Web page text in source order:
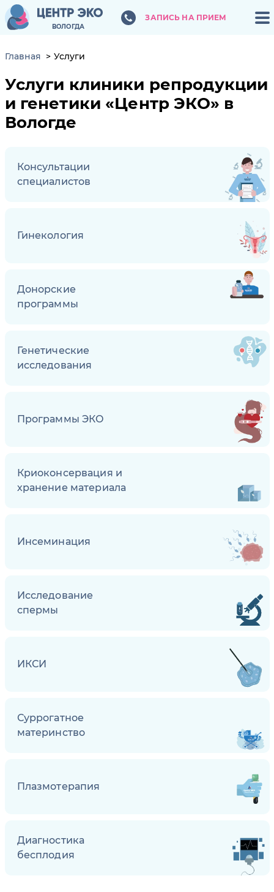
ВОЛОГДА
ЗАПИСЬ НА ПРИЕМ
ВОЛОГДА
ЗАПИСЬ НА ПРИЕМ
Главная Услуги
Услуги клиники репродукции
и генетики
Центр ЭКО
в
Вологде
Консультации
специалистов
Гинекология
Донорские
программы
Генетические
исследования
Программы ЭКО
Криоконсервация и
хранение материала
Инсеминация
Исследование
спермы
ИКСИ
Суррогатное
материнство
Плазмотерапия
Диагностика
бесплодия